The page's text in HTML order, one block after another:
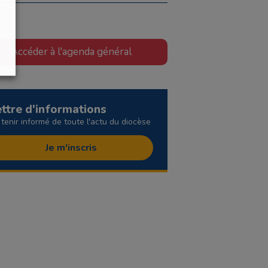
Accéder à l'agenda général
d'informations
informé de toute l'actu du diocèse
Je m'inscris